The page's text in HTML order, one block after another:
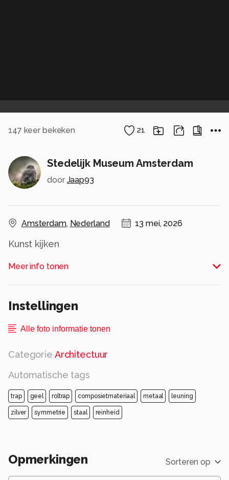
147 keer bekeken 21
Stedelijk Museum Amsterdam
door Jaap93
Amsterdam, Nederland 13 mei, 2026
Kunst kijken
Alle rechten voorbehouden
Meer info tonen
Instellingen
Alle foto informatie tonen
Categorie Architectuur
Automatische tags
trap geel roltrap composietmateriaal metaal leuning
zilver symmetrie staal reinheid
Opmerkingen Sorteren op